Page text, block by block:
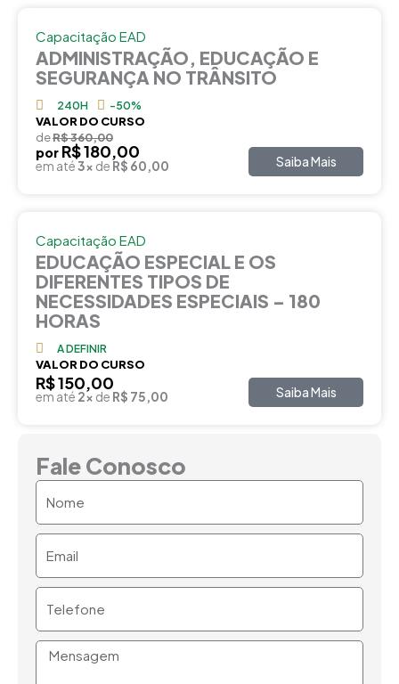
Capacitação EAD
ADMINISTRAÇÃO, EDUCAÇÃO E
SEGURANÇA NO TRÂNSITO
240H -50%
VALOR DO CURSO
deR$ 360,00
por R$ 180,00
em até3x de R$ 60,00 Saiba Mais
Capacitação EAD
EDUCAÇÃO ESPECIAL E OS
DIFERENTES TIPOS DE
NECESSIDADES ESPECIAIS – 180
HORAS
A DEFINIR
VALOR DO CURSO
R$ 150,00
em até 2x de R$ 75,00 Saiba Mais
Fale Conosco
Mensagem